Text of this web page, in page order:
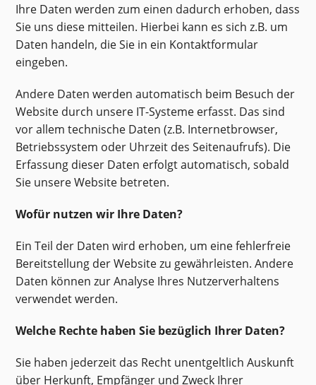
Ihre Daten werden zum einen dadurch erhoben, dass
Sie uns diese mitteilen. Hierbei kann es sich z.B. um
Daten handeln, die Sie in ein Kontaktformular
eingeben.
Andere Daten werden automatisch beim Besuch der
Website durch unsere IT-Systeme erfasst. Das sind
vor allem technische Daten (z.B. Internetbrowser,
Betriebssystem oder Uhrzeit des Seitenaufrufs). Die
Erfassung dieser Daten erfolgt automatisch, sobald
Sie unsere Website betreten.
Wofür nutzen wir Ihre Daten?
Ein Teil der Daten wird erhoben, um eine fehlerfreie
Bereitstellung der Website zu gewährleisten. Andere
Daten können zur Analyse Ihres Nutzerverhaltens
verwendet werden.
Welche Rechte haben Sie bezüglich Ihrer Daten?
Sie haben jederzeit das Recht unentgeltlich Auskunft
über Herkunft, Empfänger und Zweck Ihrer